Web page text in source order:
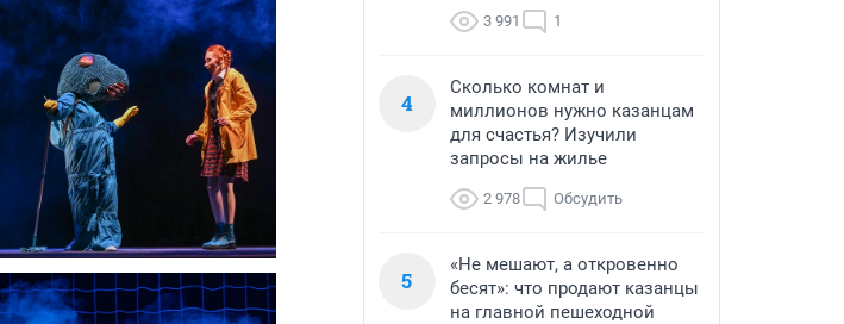
3 991 1
4
Сколько комнат и
миллионов нужно казанцам
для счастья? Изучили
запросы на жилье
2 978 Обсудить
5
«Не мешают, а откровенно
бесят»: что продают казанцы
на главной пешеходной